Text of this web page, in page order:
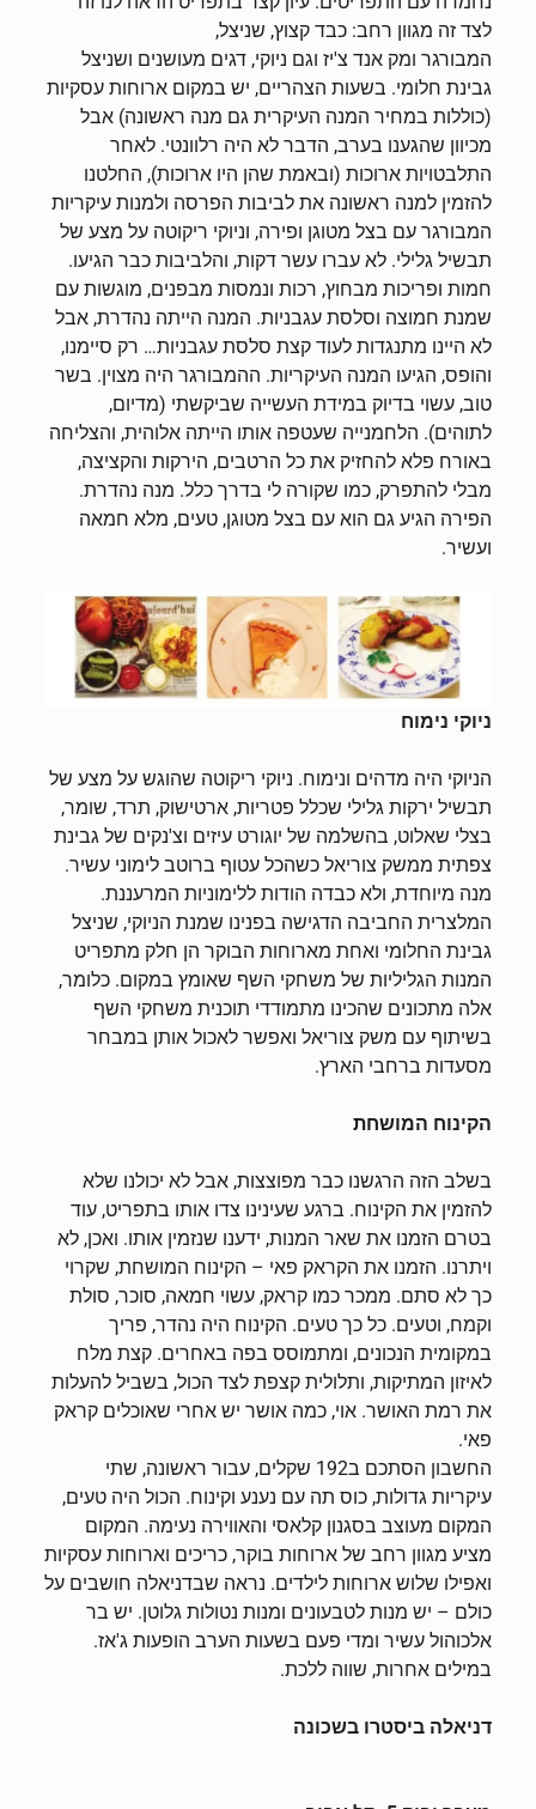
לצד זה מגוון רחב: כבד קצוץ, שניצל,
המבורגר ומק אנד צ'יז וגם ניוקי, דגים מעושנים ושניצל
גבינת חלומי. בשעות הצהריים, יש במקום ארוחות עסקיות
(כוללות במחיר המנה העיקרית גם מנה ראשונה) אבל
מכיוון שהגענו בערב, הדבר לא היה רלוונטי. לאחר
התלבטויות ארוכות (ובאמת שהן היו ארוכות), החלטנו
להזמין למנה ראשונה את לביבות הפרסה ולמנות עיקריות
המבורגר עם בצל מטוגן ופירה, וניוקי ריקוטה על מצע של
תבשיל גלילי. לא עברו עשר דקות, והלביבות כבר הגיעו.
חמות ופריכות מבחוץ, רכות ונמסות מבפנים, מוגשות עם
שמנת חמוצה וסלסת עגבניות. המנה הייתה נהדרת, אבל
לא היינו מתנגדות לעוד קצת סלסת עגבניות… רק סיימנו,
והופס, הגיעו המנה העיקריות. ההמבורגר היה מצוין. בשר
טוב, עשוי בדיוק במידת העשייה שביקשתי (מדיום,
לתוהים). הלחמנייה שעטפה אותו הייתה אלוהית, והצליחה
באורח פלא להחזיק את כל הרטבים, הירקות והקציצה,
מבלי להתפרק, כמו שקורה לי בדרך כלל. מנה נהדרת.
הפירה הגיע גם הוא עם בצל מטוגן, טעים, מלא חמאה
ועשיר.
ניוקי נימוח
הניוקי היה מדהים ונימוח. ניוקי ריקוטה שהוגש על מצע של
תבשיל ירקות גלילי שכלל פטריות, ארטישוק, תרד, שומר,
בצלי שאלוט, בהשלמה של יוגורט עיזים וצ'נקים של גבינת
צפתית ממשק צוריאל כשהכל עטוף ברוטב לימוני עשיר.
מנה מיוחדת, ולא כבדה הודות ללימוניות המרעננת.
המלצרית החביבה הדגישה בפנינו שמנת הניוקי, שניצל
גבינת החלומי ואחת מארוחות הבוקר הן חלק מתפריט
המנות הגליליות של משחקי השף שאומץ במקום. כלומר,
אלה מתכונים שהכינו מתמודדי תוכנית משחקי השף
בשיתוף עם משק צוריאל ואפשר לאכול אותן במבחר
מסעדות ברחבי הארץ.
הקינוח המושחת
בשלב הזה הרגשנו כבר מפוצצות, אבל לא יכולנו שלא
להזמין את הקינוח. ברגע שעינינו צדו אותו בתפריט, עוד
בטרם הזמנו את שאר המנות, ידענו שנזמין אותו. ואכן, לא
ויתרנו. הזמנו את הקראק פאי – הקינוח המושחת, שקרוי
כך לא סתם. ממכר כמו קראק, עשוי חמאה, סוכר, סולת
וקמח, וטעים. כל כך טעים. הקינוח היה נהדר, פריך
במקומית הנכונים, ומתמוסס בפה באחרים. קצת מלח
לאיזון המתיקות, ותלולית קצפת לצד הכול, בשביל להעלות
את רמת האושר. אוי, כמה אושר יש אחרי שאוכלים קראק
פאי.
החשבון הסתכם ב192 שקלים, עבור ראשונה, שתי
עיקריות גדולות, כוס תה עם נענע וקינוח. הכול היה טעים,
המקום מעוצב בסגנון קלאסי והאווירה נעימה. המקום
מציע מגוון רחב של ארוחות בוקר, כריכים וארוחות עסקיות
ואפילו שלוש ארוחות לילדים. נראה שבדניאלה חושבים על
כולם – יש מנות לטבעונים ומנות נטולות גלוטן. יש בר
אלכוהול עשיר ומדי פעם בשעות הערב הופעות ג'אז.
במילים אחרות, שווה ללכת.
דניאלה ביסטרו בשכונה